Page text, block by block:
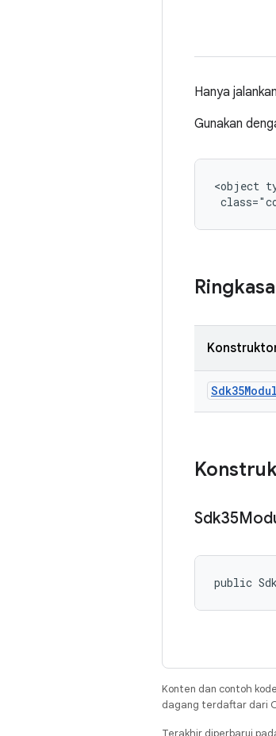
Hanya
Gunakan
<object
public
Konten dan contoh
dagang terdaftar dari
Terakhir diperbarui